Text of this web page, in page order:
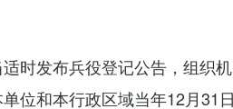
时发布兵役登记公告，组织机
位和本行政区域当年12月31